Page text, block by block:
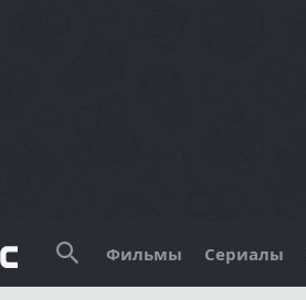
Поиск
Фильмы Сериалы